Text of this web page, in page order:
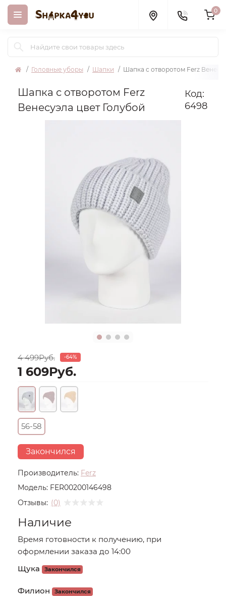
0
Головные уборы Шапки Шапка с отворотом Ferz
Шапка с отворотом Ferz
Венесуэла цвет Голубой
Код:
6498
Производитель: Ferz
Модель: FER00200146498
Отзывы: (0)
4 499Руб. -64%
1 609Руб.
56-58
Закончился
Наличие
Время готовности к получению, при
оформлении заказа до 14:00
Щука
Закончился
Филион Закончился